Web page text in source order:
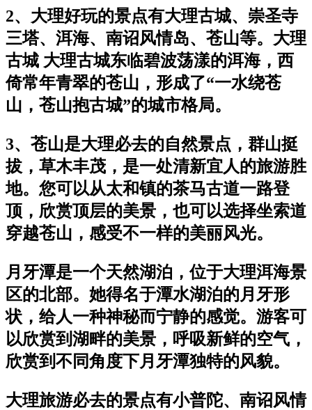
2、大理好玩的景点有大理古城、崇圣寺
三塔、洱海、南诏风情岛、苍山等。大理
古城 大理古城东临碧波荡漾的洱海，西
倚常年青翠的苍山，形成了“一水绕苍
山，苍山抱古城”的城市格局。
3、苍山是大理必去的自然景点，群山挺
拔，草木丰茂，是一处清新宜人的旅游胜
地。您可以从太和镇的茶马古道一路登
顶，欣赏顶层的美景，也可以选择坐索道
穿越苍山，感受不一样的美丽风光。
月牙潭是一个天然湖泊，位于大理洱海景
区的北部。她得名于潭水湖泊的月牙形
状，给人一种神秘而宁静的感觉。游客可
以欣赏到湖畔的美景，呼吸新鲜的空气，
欣赏到不同角度下月牙潭独特的风貌。
大理旅游必去的景点有小普陀、南诏风情